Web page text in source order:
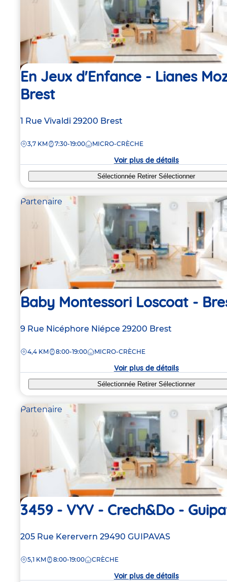
En Jeux d'Enfance - Lianes
Brest
Adresse
la
1 Rue Vivaldi 29200 Brest
DISTANCE
3,7 KM 7:30-19:00 MICRO-CRÈCHE
Voir plus de détails
Sélectionnée RetirerSélectionner
Partenaire
Baby Montessori Loscoat -
Adresse
la
9 Rue Nicéphore Niépce 29200 Brest
DISTANCE
4,4 KM 8:00-19:00 MICRO-CRÈCHE
Voir plus de détails
Sélectionnée RetirerSélectionner
Partenaire
3459 - VYV - Crech&Do -
Adresse
la
205 Rue Kerervern 29490 GUIPAVAS
DISTANCE
5,1 KM 8:00-19:00 CRÈCHE
Voir plus de détails